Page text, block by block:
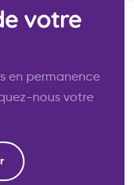
votre
en permanence
nous votre